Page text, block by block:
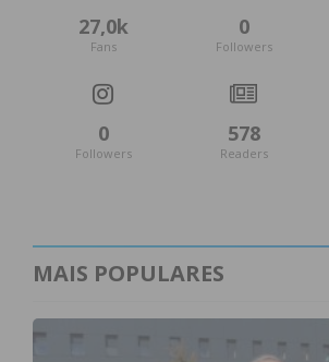
27,0k
Fans
0
Followers
0
Followers
578
Readers
MAIS POPULARES